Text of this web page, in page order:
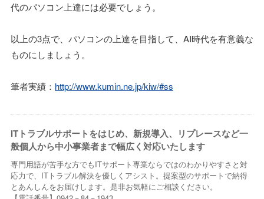
代のパソコン上達には必要でしょう。
以上の3点で、パソコンの上達を目指して、AI時代を有意義な
ものにしましょう。
筆者実績： http://www.kumin.ne.jp/kiw/#ss
ITトラブルサポートをはじめ、新規導入、リプレースなど一
般個人から中小事業者まで幅広く対応いたします
専門用語が苦手な方でもITサポート専業ならではのわかりやすさと対
応力で、ITトラブル解決を優しくアシスト。提案型のサポートで納得
とあんしんをお届けします。是非お気軽にご相談ください。